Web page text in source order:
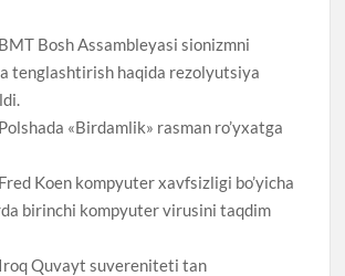
Bosh Assambleyasi sionizmni
tenglashtirish haqida rezolyutsiya
«Birdamlik» rasman ro’yxatga
Koen kompyuter xavfsizligi bo’yicha
birinchi kompyuter virusini taqdim
Quvayt suvereniteti tan